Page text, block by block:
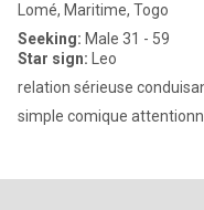
Lomé, Maritime, Togo
Seeking: Male 31 - 59
Star sign: Leo
relation sérieuse
simple comique